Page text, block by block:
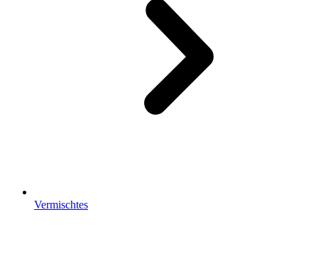
Vermischtes